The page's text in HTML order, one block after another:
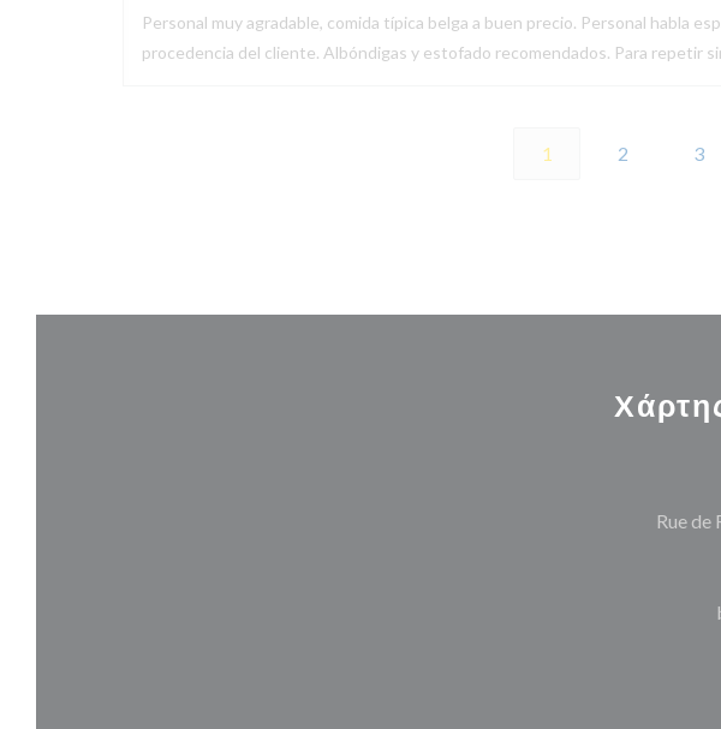
Personal muy agradable, comida típica belga a buen precio. Personal habla
procedencia del cliente. Albóndigas y estofado recomendados. Para repetir
1 2 3
Rue de